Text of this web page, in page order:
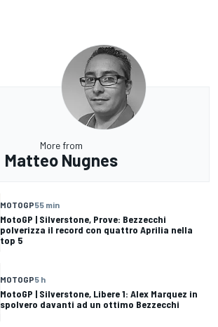
More from
Matteo Nugnes
MOTOGP55 min
MotoGP | Silverstone, Prove: Bezzecchi
polverizza il record con quattro Aprilia nella
top 5
MOTOGP5 h
MotoGP | Silverstone, Libere 1: Alex Marquez in
spolvero davanti ad un ottimo Bezzecchi